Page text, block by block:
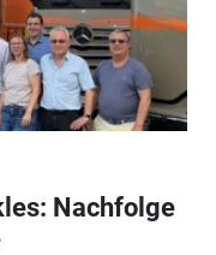
Nachfolge